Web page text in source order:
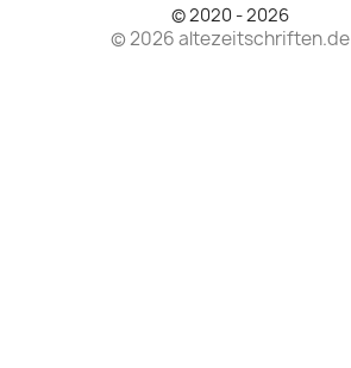
© 2020 - 2026
© 2026 altezeitschriften.de